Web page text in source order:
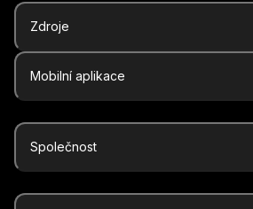
Zdroje
Mobilní aplikace
Společnost